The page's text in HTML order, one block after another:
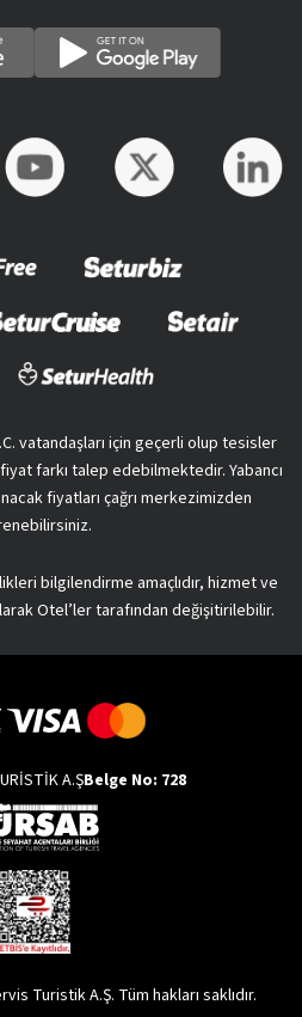
vatandaşları için geçerli olup tesisler
farkı talep edebilmektedir. Yabancı
fiyatları çağrı merkezimizden
bilgilendirme amaçlıdır, hizmet ve
Otel’ler tarafından değişitirilebilir.
A.ŞBelge No: 728
Turistik A.Ş. Tüm hakları saklıdır.